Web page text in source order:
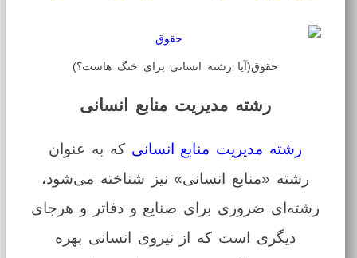
حقوق(آیا رشته انسانی برای خنگ هاست؟)
رشته مدیریت منابع انسانی
رشته مدیریت منابع انسانیکه به عنوان
رشته «منابع انسانی» نیز شناخته می‌شود،
رشته‌ای ضروری برای صنایع و دفاتر و هرجای
دیگری است که از نیروی انسانی بهره